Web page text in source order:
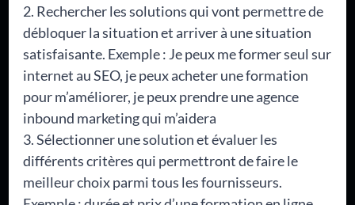
Rechercher les solutions qui vont permettre de
débloquer la situation et arriver à une situation
satisfaisante. Exemple : Je peux me former seul sur
internet au SEO, je peux acheter une formation
pour m’améliorer, je peux prendre une agence
inbound marketing qui m’aidera
Sélectionner une solution et évaluer les
différents critères qui permettront de faire le
meilleur choix parmi tous les fournisseurs.